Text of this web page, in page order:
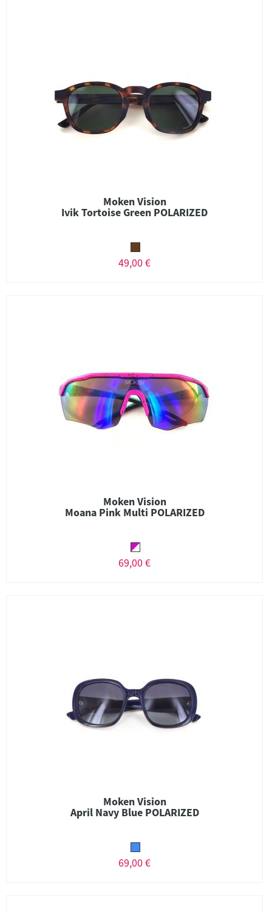
Moken Vision
Ivik Tortoise Green POLARIZED
49,00 €
Moken Vision
Moana Pink Multi POLARIZED
69,00 €
Moken Vision
April Navy Blue POLARIZED
69,00 €